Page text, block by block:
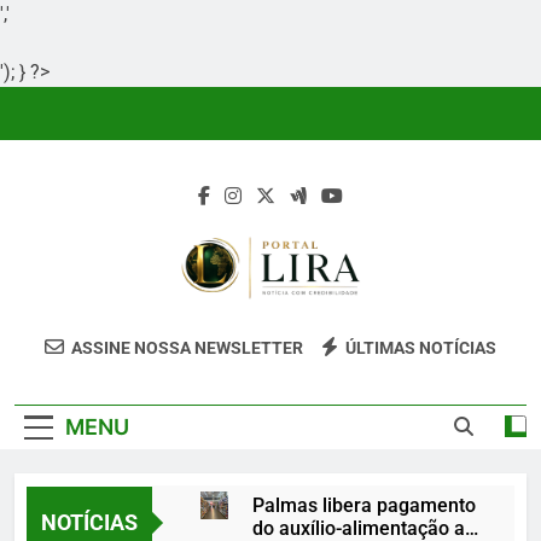
','
'); } ?>
Portal Lira
Portal Lira É Um Site Informativo
Clareza, Responsabilidade E Uma Boa
ASSINE NOSSA NEWSLETTER ÚLTIMAS NOTÍCIAS
MENU
NOTÍCIAS
Palmas libera pagamento
do auxílio-alimentação a